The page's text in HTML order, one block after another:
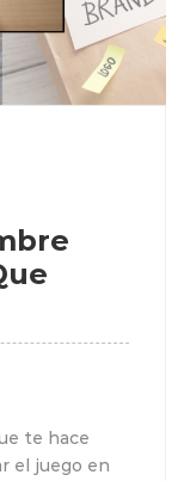
te hace
el juego en